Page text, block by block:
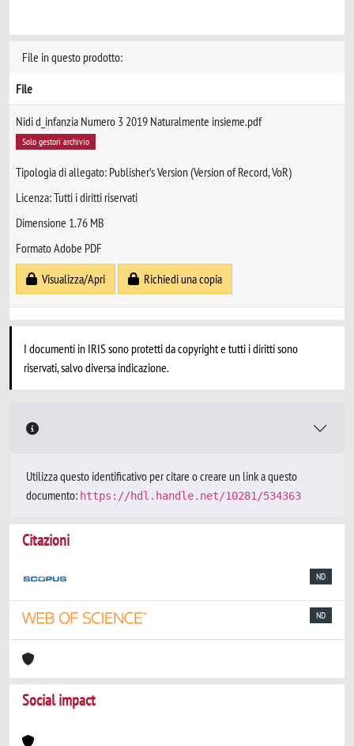
File in questo prodotto:
File
Nidi d_infanzia Numero 3 2019 Naturalmente insieme.pdf
Solo gestori archivio
Tipologia di allegato: Publisher’s Version (Version of Record, VoR)
Licenza: Tutti i diritti riservati
Dimensione 1.76 MB
Formato Adobe PDF
Visualizza/Apri
Richiedi una copia
I documenti in IRIS sono protetti da copyright e tutti i diritti sono
riservati, salvo diversa indicazione.
Utilizza questo identificativo per citare o creare un link a questo
documento: https://hdl.handle.net/10281/534363
Citazioni
ND
ND
Social impact